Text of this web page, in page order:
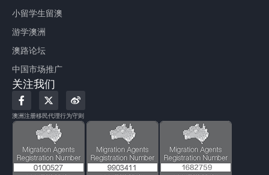
小留学生留澳
游学澳洲
澳路论坛
中国市场推广
关注我们
F
a
c
e
o
k
-
X
-
t
w
i
t
t
e
r
W
e
i
b
澳洲注册移民代理行为守则